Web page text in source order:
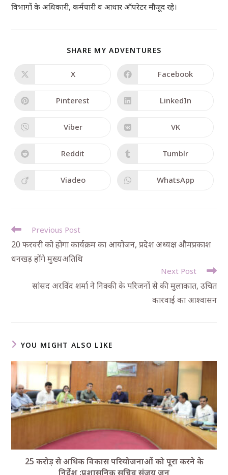
विभागों के अधिकारी, कर्मचारी व आधार ऑपरेटर मौजूद रहे।
SHARE MY ADVENTURES
X Facebook
Pinterest LinkedIn
Viber VK
Reddit Tumblr
Viadeo WhatsApp
Previous Post
20 फरवरी को होगा कार्यक्रम का आयोजन, प्रदेश अध्यक्ष औमप्रकाश
धनखड़ होंगे मुख्यअतिथि
Next Post
सांसद अरविंद शर्मा ने निक्की के परिजनों से की मुलाकात, उचित
कारवाई का आश्वासन
YOU MIGHT ALSO LIKE
25 करोड़ से अधिक विकास परियोजनाओं को पूरा करने के
निर्देश :प्रशासनिक सचिव संजय जून